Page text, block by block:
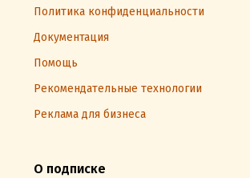
Политика конфиденциальности
Документация
Помощь
Рекомендательные технологии
Реклама для бизнеса
О подписке